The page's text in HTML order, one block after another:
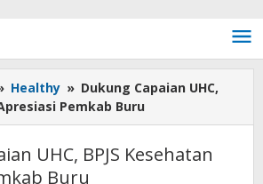
Healthy » Dukung Capaian UHC,
Pemkab Buru
UHC, BPJS Kesehatan
Buru